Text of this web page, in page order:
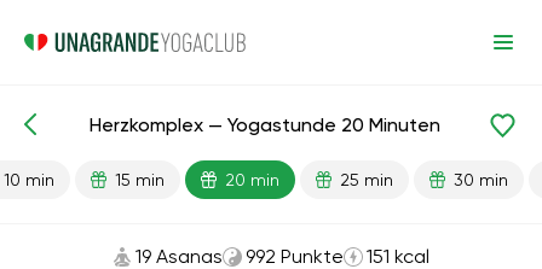
Fertige Lektionen Cardio
Herzkomplex — Yogastunde 20 Minuten
10 min 15 min 20 min 25 min 30 min
19 Asanas 992 Punkte 151 kcal